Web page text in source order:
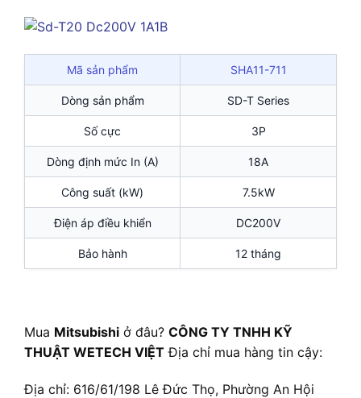
Mã sản phẩm SHA11-711
Dòng sản phẩm SD-T Series
Số cực 3P
Dòng định mức In (A) 18A
Công suất (kW) 7.5kW
Điện áp điều khiển DC200V
Bảo hành 12 tháng
Mua Mitsubishi ở đâu? CÔNG TY TNHH KỸ
THUẬT WETECH VIỆT Địa chỉ mua hàng tin cậy:
Địa chỉ: 616/61/198 Lê Đức Thọ, Phường An Hội